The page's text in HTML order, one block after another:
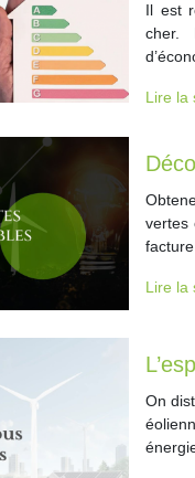
Il est
cher.
Lire la
vertes
facture
Lire la
On